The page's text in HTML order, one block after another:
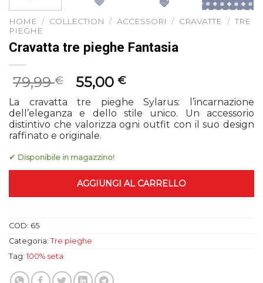
HOME / COLLECTION / ACCESSORI / CRAVATTE / TRE
PIEGHE
Cravatta tre pieghe Fantasia
79,99€
Il
prezzo
originale
era:
79,99 €.
55,00 €Il
prezzo
attuale
è:
La cravatta tre pieghe Sylarus: l’incarnazione
dell’eleganza e dello stile unico. Un accessorio
distintivo che valorizza ogni outfit con il suo design
raffinato e originale.
✔ Disponibile in magazzino!
AGGIUNGI AL CARRELLO
COD: 65
Categoria: Tre pieghe
Tag: 100% seta